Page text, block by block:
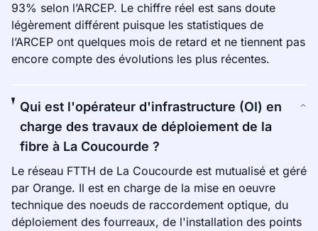
93% selon l’ARCEP. Le chiffre réel est sans doute
légèrement différent puisque les statistiques de
l’ARCEP ont quelques mois de retard et ne tiennent pas
encore compte des évolutions les plus récentes.
Qui est l'opérateur d'infrastructure (OI) en
charge des travaux de déploiement de la
fibre à La Coucourde ?
Le réseau FTTH de La Coucourde est mutualisé et géré
par Orange. Il est en charge de la mise en oeuvre
technique des noeuds de raccordement optique, du
déploiement des fourreaux, de l'installation des points